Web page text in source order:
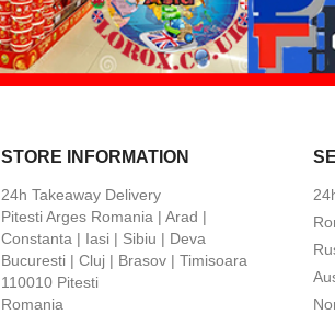
STORE INFORMATION
24h Takeaway Delivery
Pitesti Arges Romania | Arad |
Constanta | Iasi | Sibiu | Deva
Bucuresti | Cluj | Brasov | Timisoara
110010 Pitesti
Romania